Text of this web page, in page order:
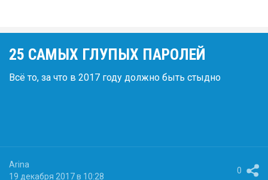
25 САМЫХ ГЛУПЫХ ПАРОЛЕЙ
Всё то, за что в 2017 году должно быть стыдно
Arina
19 декабря 2017 в 10:28
0